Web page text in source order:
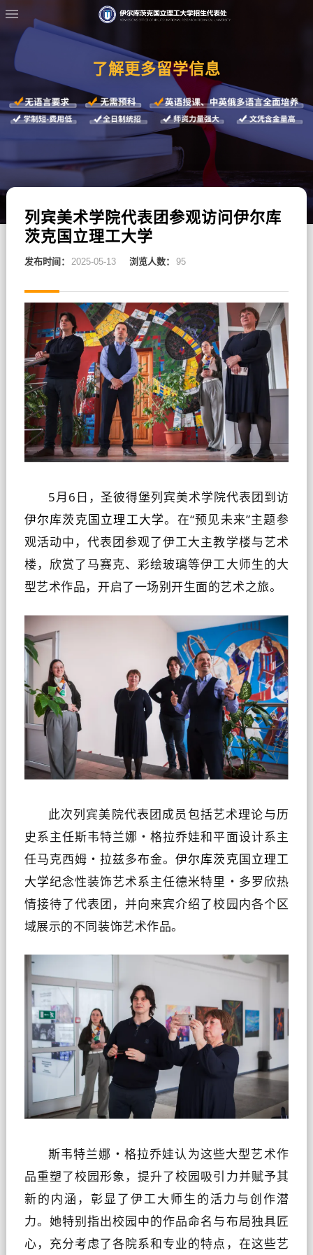
了解更多留学信息
列宾美术学院代表团参观访问伊尔库
茨克国立理工大学
发布时间： 2025-05-13 浏览人数： 95
5月6日，圣彼得堡列宾美术学院代表团到访
伊尔库茨克国立理工大学。在“预见未来”主题参
观活动中，代表团参观了伊工大主教学楼与艺术
楼，欣赏了马赛克、彩绘玻璃等伊工大师生的大
型艺术作品，开启了一场别开生面的艺术之旅。
此次列宾美院代表团成员包括艺术理论与历
史系主任斯韦特兰娜・格拉乔娃和平面设计系主
任马克西姆・拉兹多布金。伊尔库茨克国立理工
大学纪念性装饰艺术系主任德米特里・多罗欣热
情接待了代表团，并向来宾介绍了校园内各个区
域展示的不同装饰艺术作品。
斯韦特兰娜・格拉乔娃认为这些大型艺术作
品重塑了校园形象，提升了校园吸引力并赋予其
新的内涵，彰显了伊工大师生的活力与创作潜
力。她特别指出校园中的作品命名与布局独具匠
心，充分考虑了各院系和专业的特点，在这些艺